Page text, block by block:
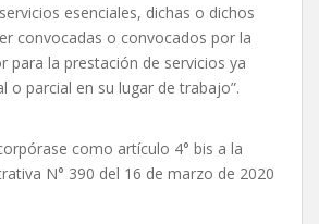
esenciales, dichas o dichos
convocadas o convocados por la
para la prestación de servicios ya
o parcial en su lugar de trabajo”.
como artículo 4° bis a la
N° 390 del 16 de marzo de 2020